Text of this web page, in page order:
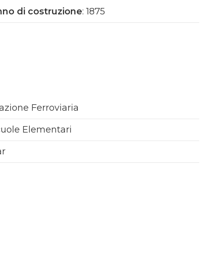
di costruzione: 1875
Ferroviaria
Elementari